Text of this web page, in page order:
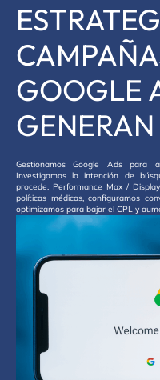
GOOGLE
Gestionamos Google Ads para
Investigamos la intención de
procede, Performance Max /
políticas médicas, configuramos
optimizamos para bajar el CPL y